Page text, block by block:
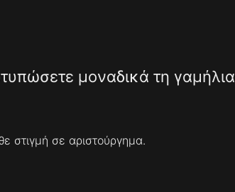
μοναδικά τη γαμήλια
στιγμή σε αριστούργημα.